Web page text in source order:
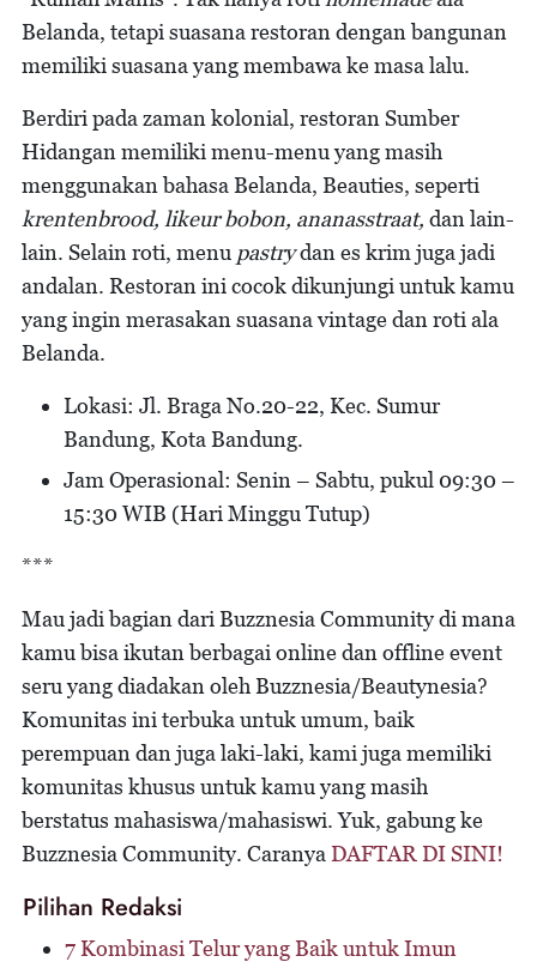
Belanda, tetapi suasana restoran dengan bangunan
memiliki suasana yang membawa ke masa lalu.
Berdiri pada zaman kolonial, restoran Sumber
Hidangan memiliki menu-menu yang masih
menggunakan bahasa Belanda, Beauties, seperti
krentenbrood, likeur bobon, ananasstraat, dan lain-
lain. Selain roti, menu pastrydan es krim juga jadi
andalan. Restoran ini cocok dikunjungi untuk kamu
yang ingin merasakan suasana vintage dan roti ala
Belanda.
Lokasi: Jl. Braga No.20-22, Kec. Sumur
Bandung, Kota Bandung.
Jam Operasional: Senin – Sabtu, pukul 09:30 –
15:30 WIB (Hari Minggu Tutup)
***
Mau jadi bagian dari Buzznesia Community di mana
kamu bisa ikutan berbagai online dan offline event
seru yang diadakan oleh Buzznesia/Beautynesia?
Komunitas ini terbuka untuk umum, baik
perempuan dan juga laki-laki, kami juga memiliki
komunitas khusus untuk kamu yang masih
berstatus mahasiswa/mahasiswi. Yuk, gabung ke
Buzznesia Community. Caranya DAFTAR DI SINI!
Pilihan Redaksi
7 Kombinasi Telur yang Baik untuk Imun